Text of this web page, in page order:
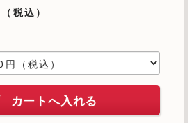
（税込）
カートへ入れる